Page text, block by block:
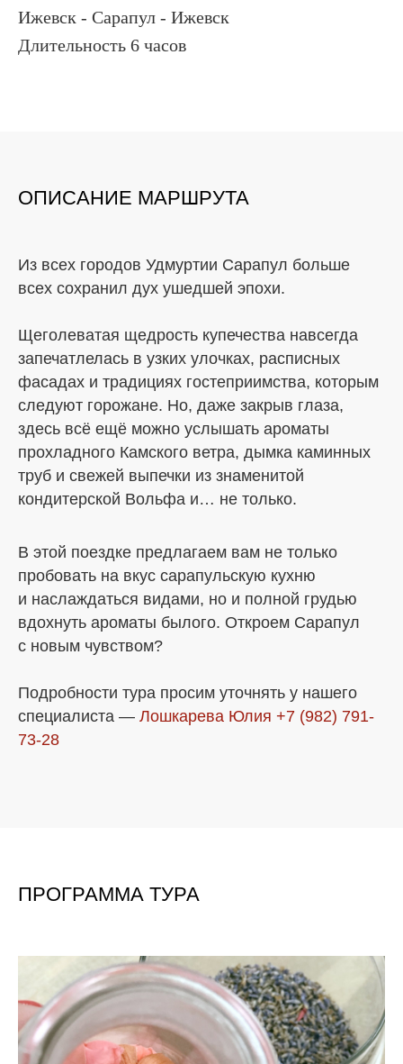
Ижевск - Сарапул - Ижевск
Длительность 6 часов
ОПИСАНИЕ МАРШРУТА
Из всех городов Удмуртии Сарапул больше
всех сохранил дух ушедшей эпохи.
Щеголеватая щедрость купечества навсегда
запечатлелась в узких улочках, расписных
фасадах и традициях гостеприимства, которым
следуют горожане. Но, даже закрыв глаза,
здесь всё ещё можно услышать ароматы
прохладного Камского ветра, дымка каминных
труб и свежей выпечки из знаменитой
кондитерской Вольфа и… не только.
В этой поездке предлагаем вам не только
пробовать на вкус сарапульскую кухню
и наслаждаться видами, но и полной грудью
вдохнуть ароматы былого. Откроем Сарапул
с новым чувством?
Подробности тура просим уточнять у нашего
специалиста — Лошкарева Юлия +7 (982) 791-
73-28
ПРОГРАММА ТУРА